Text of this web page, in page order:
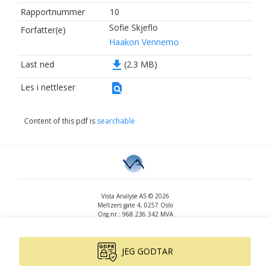
Rapportnummer
10
Forfatter(e)
Sofie Skjeflo
Haakon Vennemo
Last ned
file_download (2.3 MB)
Les i nettleser
find_in_page
Content of this pdf is searchable
Vista Analyse AS © 2026
Meltzers gate 4, 0257 Oslo
Org.nr.: 968 236 342 MVA
www.vista-analyse.no
By
Version: 3.0.244
JEG GODTAR